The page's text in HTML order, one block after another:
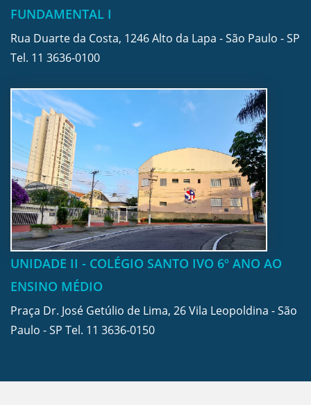
FUNDAMENTAL I
Rua Duarte da Costa, 1246 Alto da Lapa - São Paulo - SP
Tel. 11 3636-0100
UNIDADE II - COLÉGIO SANTO IVO 6º ANO AO
ENSINO MÉDIO
Praça Dr. José Getúlio de Lima, 26 Vila Leopoldina - São
Paulo - SP Tel. 11 3636-0150